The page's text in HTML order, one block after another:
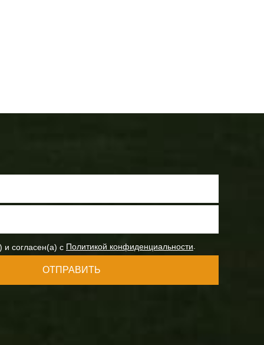
и согласен(а) с Политикой конфиденциальности.
ОТПРАВИТЬ